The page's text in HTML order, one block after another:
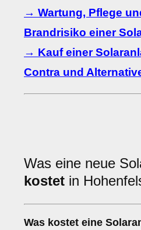
→ Wartung, Pflege
Brandrisiko einer
→ Kauf einer
Contra und
Was eine neue
kostet in
Was kostet eine